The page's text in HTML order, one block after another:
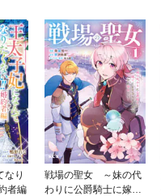
なり
者編
戦場の聖女 ～妹の代
わりに公爵騎士に嫁ぐ